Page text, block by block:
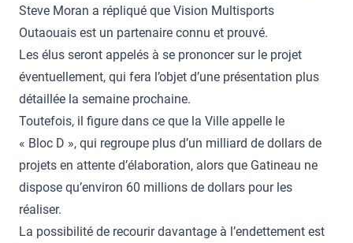
Steve Moran a répliqué que Vision Multisports
Outaouais est un partenaire connu et prouvé.
Les élus seront appelés à se prononcer sur le projet
éventuellement, qui fera l’objet d’une présentation plus
détaillée la semaine prochaine.
Toutefois, il figure dans ce que la Ville appelle le
« Bloc D », qui regroupe plus d’un milliard de dollars de
projets en attente d’élaboration, alors que Gatineau ne
dispose qu’environ 60 millions de dollars pour les
réaliser.
La possibilité de recourir davantage à l’endettement est